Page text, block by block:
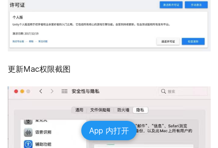
更新Mac权限截图
App 内打开